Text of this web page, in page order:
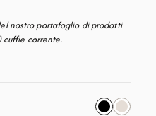
nostro portafoglio di prodotti
cuffie corrente.